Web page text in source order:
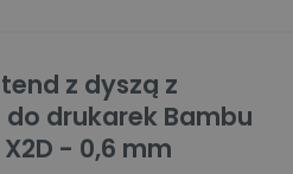
z dyszą z
drukarek Bambu
X2D - 0,6 mm